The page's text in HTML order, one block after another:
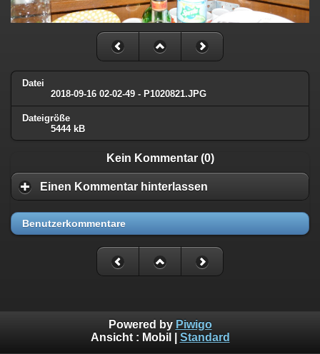
Datei
2018-09-16 02-02-49 - P1020821.JPG
Dateigröße
5444 kB
Kein Kommentar (0)
Einen Kommentar hinterlassen
Benutzerkommentare
Powered by Piwigo
Ansicht : Mobil Standard